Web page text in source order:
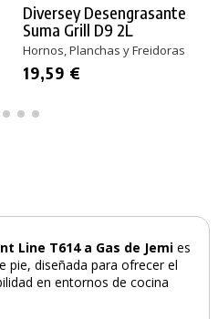
Diversey Desengrasante
Suma Grill D9 2L
Hornos, Planchas y Freidoras
19,59 €
Line T614 a Gas de Jemi es
pie, diseñada para ofrecer el
en entornos de cocina